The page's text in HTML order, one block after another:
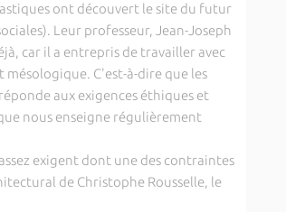
ont découvert le site du futur
Leur professeur, Jean-Joseph
car il a entrepris de travailler avec
C'est-à-dire que les
aux exigences éthiques et
nous enseigne régulièrement
exigent dont une des contraintes
de Christophe Rousselle, le